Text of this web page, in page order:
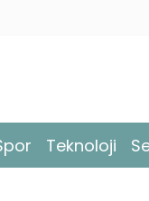
Teknoloji